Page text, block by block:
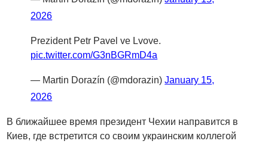
2026
Prezident Petr Pavel ve Lvove.
pic.twitter.com/G3nBGRmD4a
— Martin Dorazín (@mdorazin)January 15,
2026
В ближайшее время президент Чехии направится в
Киев, где встретится со своим украинским коллегой